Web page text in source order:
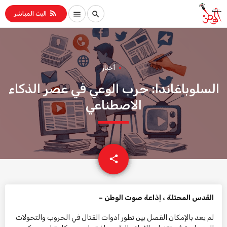
search
menu
rss_feed البث المباشر
أخبار
السلوباغاندا: حرب الوعي في عصر الذكاء
الاصطناعي
share
email
القدس المحتلة ، إذاعة صوت الوطن –
لم يعد بالإمكان الفصل بين تطور أدوات القتال في الحروب والتحولات